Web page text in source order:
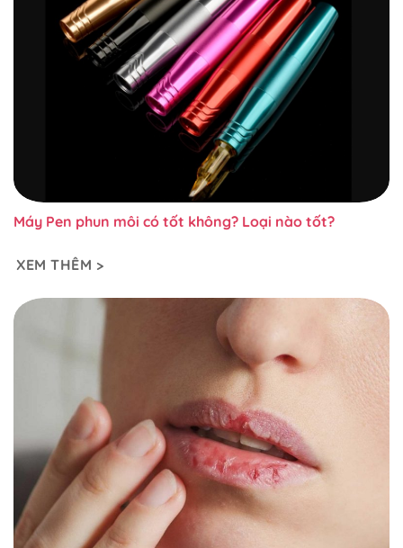
Máy Pen phun môi có tốt không? Loại nào tốt?
XEM THÊM >